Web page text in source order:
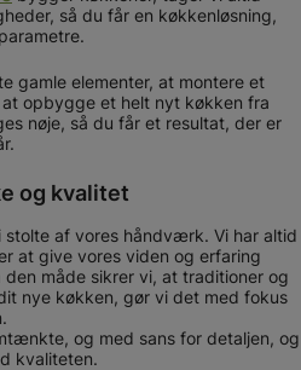
så du får en køkkenløsning,
gamle elementer, at montere et
opbygge et helt nyt køkken fra
nøje, så du får et resultat, der er
og kvalitet
stolte af vores håndværk. Vi har altid
at give vores viden og erfaring
måde sikrer vi, at traditioner og
nye køkken, gør vi det med fokus
og med sans for detaljen, og
kvaliteten.